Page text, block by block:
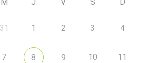
M J V S D
31 1 2 3 4
7 8 9 10 11